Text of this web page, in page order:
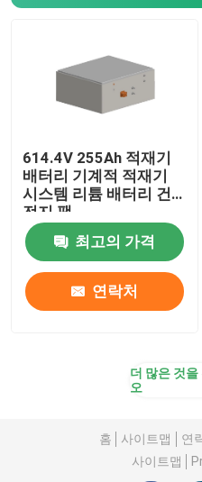
614.4V 255Ah 적재기
배터리 기계적 적재기
시스템 리튬 배터리 건
전지 팩
최고의 가격
연락처
더 많은 것을
오
홈 사이트맵 연
사이트맵